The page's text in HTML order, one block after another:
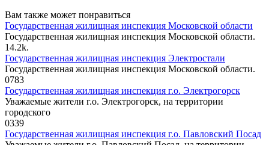
Вам также может понравиться
Государственная жилищная инспекция Московской области
Государственная жилищная инспекция Московской области.
14.2k.
Государственная жилищная инспекция Электростали
Государственная жилищная инспекция Московской области.
0783
Государственная жилищная инспекция г.о. Электрогорск
Уважаемые жители г.о. Электрогорск, на территории
городского
0339
Государственная жилищная инспекция г.о. Павловский Посад